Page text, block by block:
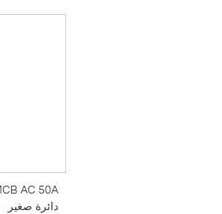
دائرة صغير